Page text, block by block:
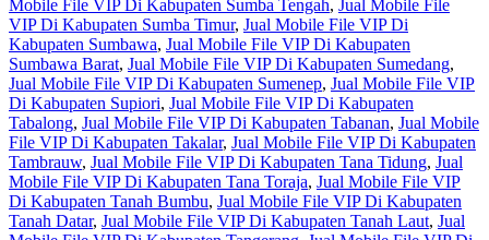
Mobile File VIP Di Kabupaten Sumba Tengah, Jual Mobile File
VIP Di Kabupaten Sumba Timur, Jual Mobile File VIP Di
Kabupaten Sumbawa, Jual Mobile File VIP Di Kabupaten
Sumbawa Barat, Jual Mobile File VIP Di Kabupaten Sumedang,
Jual Mobile File VIP Di Kabupaten Sumenep, Jual Mobile File VIP
Di Kabupaten Supiori, Jual Mobile File VIP Di Kabupaten
Tabalong, Jual Mobile File VIP Di Kabupaten Tabanan, Jual Mobile
File VIP Di Kabupaten Takalar, Jual Mobile File VIP Di Kabupaten
Tambrauw, Jual Mobile File VIP Di Kabupaten Tana Tidung, Jual
Mobile File VIP Di Kabupaten Tana Toraja, Jual Mobile File VIP
Di Kabupaten Tanah Bumbu, Jual Mobile File VIP Di Kabupaten
Tanah Datar, Jual Mobile File VIP Di Kabupaten Tanah Laut, Jual